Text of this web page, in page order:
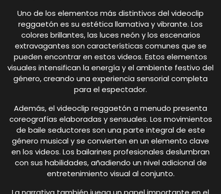
Uno de los elementos más distintivos del videoclip
reggaetón es su estética llamativa y vibrante. Los
colores brillantes, las luces neón y los escenarios
extravagantes son características comunes que se
pueden encontrar en estos videos. Estos elementos
visuales intensifican la energía y el ambiente festivo del
género, creando una experiencia sensorial completa
para el espectador.
Además, el videoclip reggaetón a menudo presenta
coreografías elaboradas y sensuales. Los movimientos
de baile seductores son una parte integral de este
género musical y se convierten en un elemento clave
en los videos. Los bailarines profesionales deslumbran
con sus habilidades, añadiendo un nivel adicional de
entretenimiento visual al conjunto.